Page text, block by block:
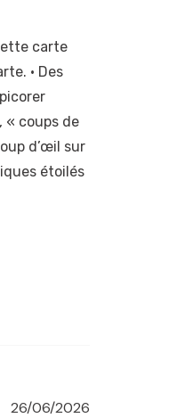
carte
· Des
« coups de
d’œil sur
étoilés
26/06/2026